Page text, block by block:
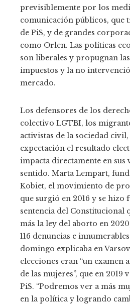
previsiblemente por los
comunicación públicos, que
de PiS, y de grandes
como Orlen. Las políticas
son liberales y propugnan
impuestos y la no
mercado.
Los defensores de los
colectivo LGTBI, los
activistas de la sociedad
expectación el resultado
impacta directamente en sus
sentido. Marta Lempart,
Kobiet, el movimiento de
que surgió en 2016 y se hizo
sentencia del Constitucional
más la ley del aborto en
116 denuncias e
domingo explicaba en
elecciones eran “un examen
de las mujeres”, que en 2019
PiS. “Podremos ver a más
en la política y logrando